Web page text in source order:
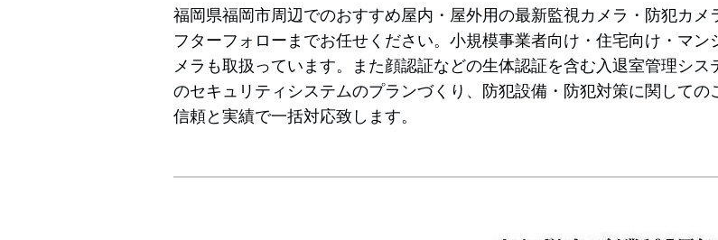
福岡県福岡市周辺でのおすすめ屋内・屋外用の最新監視カメラ・防犯カ
フターフォローまでお任せください。小規模事業者向け・住宅向け・マ
メラも取扱っています。また顔認証などの生体認証を含む入退室管理シ
のセキュリティシステムのプランづくり、防犯設備・防犯対策に関して
信頼と実績で一括対応致します。